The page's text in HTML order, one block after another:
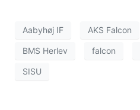
Aabyhøj IF AKS Falcon
BMS Herlev falcon
SISU